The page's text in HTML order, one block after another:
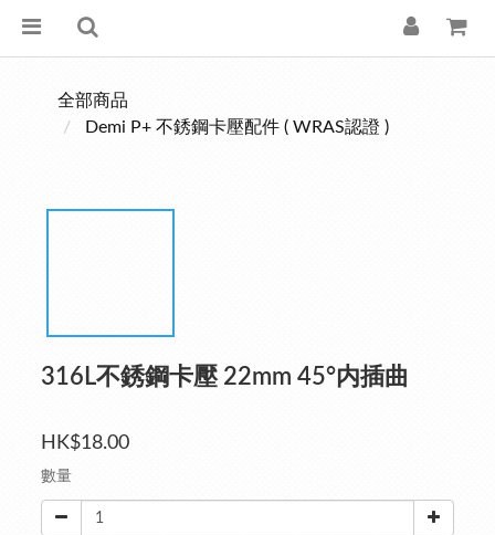
全部商品
Demi P+ 不銹鋼卡壓配件 ( WRAS認證 )
316L不銹鋼卡壓 22mm 45°内插曲
HK$18.00
數量